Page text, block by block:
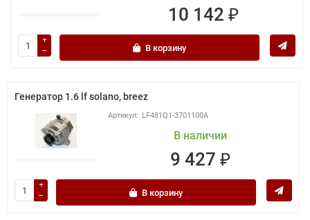
10 142 ₽
В корзину
Генератор 1.6 lf solano, breez
LF481Q1-3701100A
В наличии
9 427 ₽
В корзину